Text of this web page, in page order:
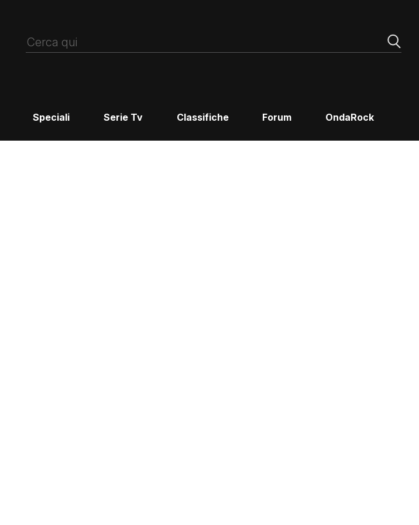
Speciali Serie Tv Classifiche Forum OndaRock